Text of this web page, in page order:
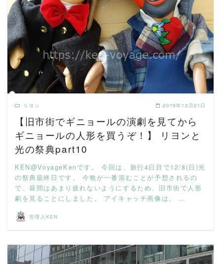
READ MORE
リヨン 2019年12月21日
【旧市街でギニョールの演劇を見てから
ギニョールの人形を買うぞ！】 リヨンと
光の祭典part10
KEN@VoyageKenです。 今回は、旅行4日目で12/8(日)光
の祭典最終日です。 今晩が一番混むことが予想されるの
で、昼間はあまり疲れないようにするため、旧市街で人形
劇を見ることにしました。 アイキャッチ画像は、 …
管理人KEN